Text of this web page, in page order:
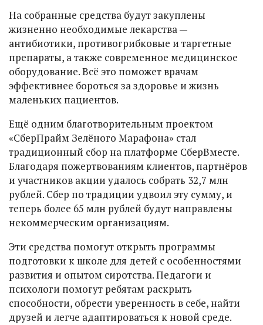
На собранные средства будут закуплены
жизненно необходимые лекарства —
антибиотики, противогрибковые и таргетные
препараты, а также современное медицинское
оборудование. Всё это поможет врачам
эффективнее бороться за здоровье и жизнь
маленьких пациентов.
Ещё одним благотворительным проектом
«СберПрайм Зелёного Марафона» стал
традиционный сбор на платформе СберВместе.
Благодаря пожертвованиям клиентов, партнёров
и участников акции удалось собрать 32,7 млн
рублей. Сбер по традиции удвоил эту сумму, и
теперь более 65 млн рублей будут направлены
некоммерческим организациям.
Эти средства помогут открыть программы
подготовки к школе для детей с особенностями
развития и опытом сиротства. Педагоги и
психологи помогут ребятам раскрыть
способности, обрести уверенность в себе, найти
друзей и легче адаптироваться к новой среде.